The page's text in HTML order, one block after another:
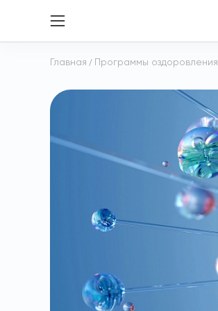
Главная / Программы оздоровления